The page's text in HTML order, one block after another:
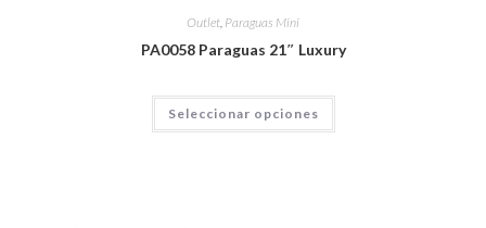
Outlet Paraguas Mini
PA0058 Paraguas 21″ Luxury
Seleccionar opciones